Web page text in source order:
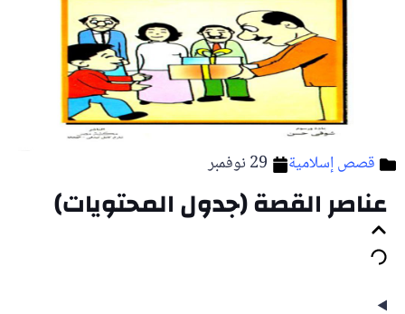
قصص إسلامية 29 نوفمبر
عناصر القصة (جدول المحتويات)